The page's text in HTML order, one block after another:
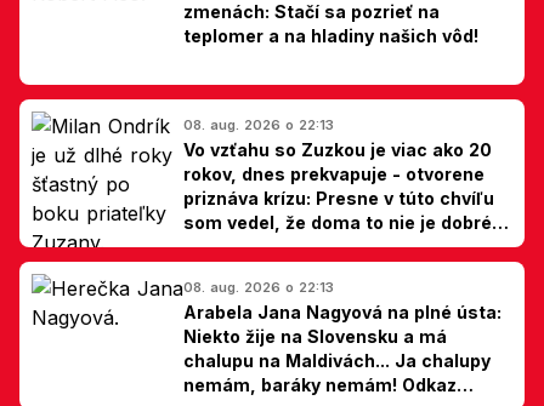
zmenách: Stačí sa pozrieť na
teplomer a na hladiny našich vôd!
08. aug. 2026 o 22:13
Vo vzťahu so Zuzkou je viac ako 20
rokov, dnes prekvapuje - otvorene
priznáva krízu: Presne v túto chvíľu
som vedel, že doma to nie je dobré,
hovorí Milan Ondrík
08. aug. 2026 o 22:13
Arabela Jana Nagyová na plné ústa:
Niekto žije na Slovensku a má
chalupu na Maldivách... Ja chalupy
nemám, baráky nemám! Odkaz